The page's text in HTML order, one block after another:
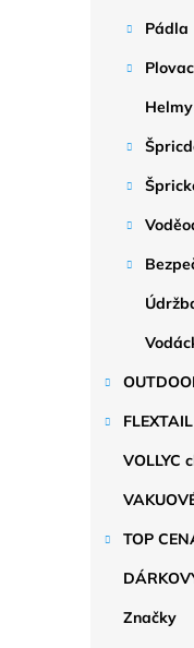
Pádla
Helmy
VOLLYC
TOP
Značky